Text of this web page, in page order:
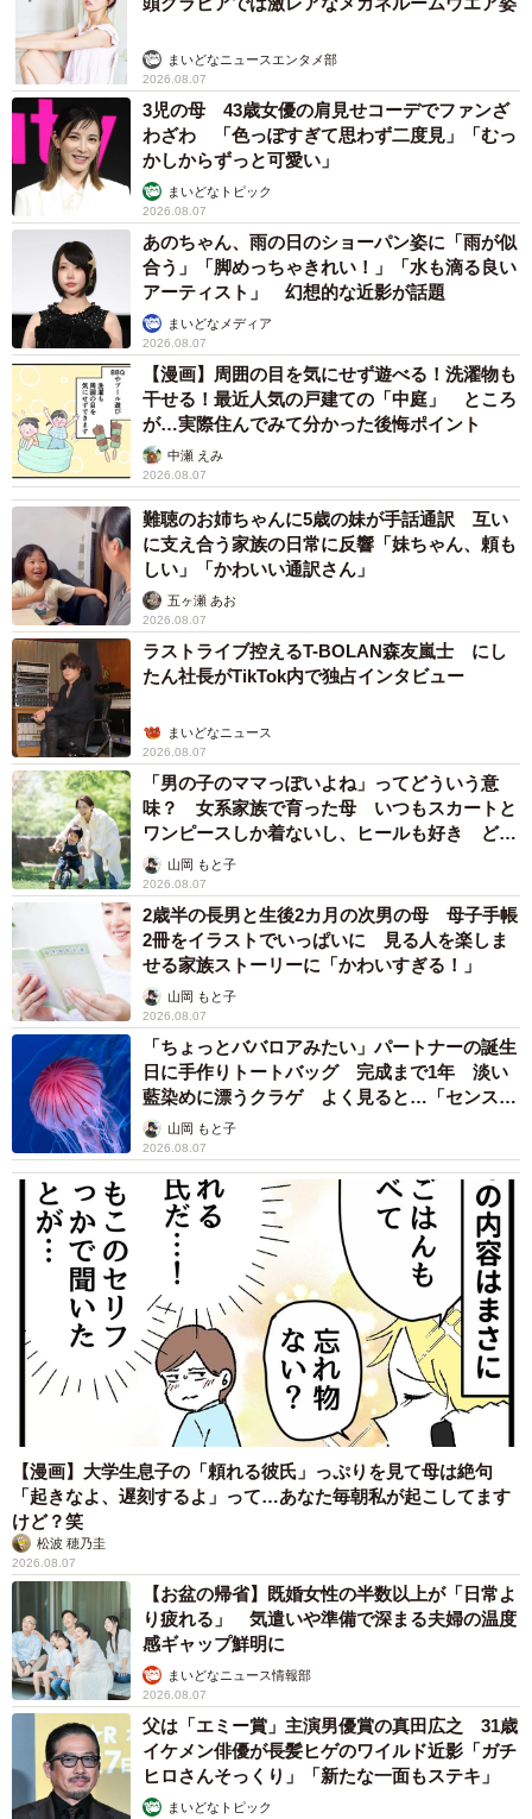
まいどなニュースエンタメ部
2026.08.07
3児の母 43歳女優の肩見せコーデでファンざ
わざわ 「色っぽすぎて思わず二度見」「むっ
かしからずっと可愛い」
まいどなトピック
2026.08.07
あのちゃん、雨の日のショーパン姿に「雨が似
合う」「脚めっちゃきれい！」「水も滴る良い
アーティスト」 幻想的な近影が話題
まいどなメディア
2026.08.07
【漫画】周囲の目を気にせず遊べる！洗濯物も
干せる！最近人気の戸建ての「中庭」 ところ
が…実際住んでみて分かった後悔ポイント
中瀬 えみ
2026.08.07
難聴のお姉ちゃんに5歳の妹が手話通訳 互い
に支え合う家族の日常に反響「妹ちゃん、頼も
しい」「かわいい通訳さん」
五ヶ瀬 あお
2026.08.07
ラストライブ控えるT-BOLAN森友嵐士 にし
たん社長がTikTok内で独占インタビュー
まいどなニュース
2026.08.07
「男の子のママっぽいよね」ってどういう意
味？ 女系家族で育った母 いつもスカートと
ワンピースしか着ないし、ヒールも好き どの
へんが…
山岡 もと子
2026.08.07
2歳半の長男と生後2カ月の次男の母 母子手帳
2冊をイラストでいっぱいに 見る人を楽しま
せる家族ストーリーに「かわいすぎる！」
山岡 もと子
2026.08.07
「ちょっとババロアみたい」パートナーの誕生
日に手作りトートバッグ 完成まで1年 淡い
藍染めに漂うクラゲ よく見ると…「センスす
ごい」山岡 もと子
2026.08.07
【漫画】大学生息子の「頼れる彼氏」っぷりを見て母は絶句
「起きなよ、遅刻するよ」って…あなた毎朝私が起こしてます
けど？笑
松波 穂乃圭
2026.08.07
【お盆の帰省】既婚女性の半数以上が「日常よ
り疲れる」 気遣いや準備で深まる夫婦の温度
感ギャップ鮮明に
まいどなニュース情報部
2026.08.07
父は「エミー賞」主演男優賞の真田広之 31歳
イケメン俳優が長髪ヒゲのワイルド近影「ガチ
ヒロさんそっくり」「新たな一面もステキ」
まいどなトピック